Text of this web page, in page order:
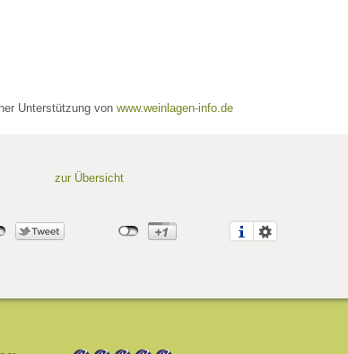
Unterstützung von www.weinlagen-info.de
zur Übersicht